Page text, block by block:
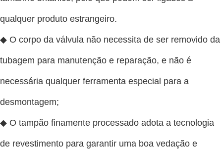
qualquer produto estrangeiro.
◆ O corpo da válvula não necessita de ser removido da
tubagem para manutenção e reparação, e não é
necessária qualquer ferramenta especial para a
desmontagem;
◆ O tampão finamente processado adota a tecnologia
de revestimento para garantir uma boa vedação e